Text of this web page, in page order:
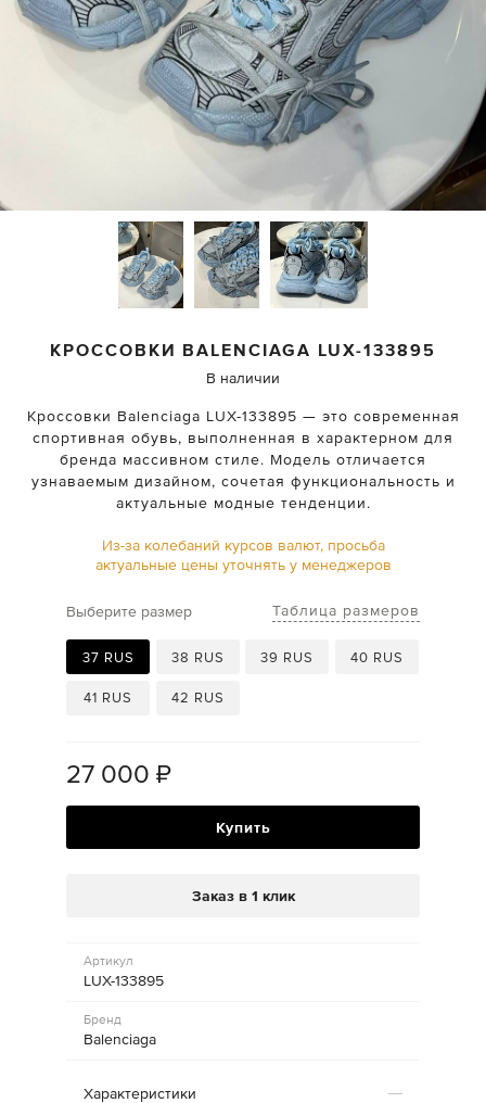
КРОССОВКИ BALENCIAGA LUX-133895
В наличии
Кроссовки Balenciaga LUX-133895 — это современная
спортивная обувь, выполненная в характерном для
бренда массивном стиле. Модель отличается
узнаваемым дизайном, сочетая функциональность и
актуальные модные тенденции.
Из-за колебаний курсов валют, просьба
актуальные цены уточнять у менеджеров
Выберите размер Таблица размеров
37 RUS 38 RUS 39 RUS 40 RUS
41 RUS 42 RUS
27 000 ₽
Купить
Заказ в 1 клик
Артикул
LUX-133895
Бренд
Balenciaga
Характеристики